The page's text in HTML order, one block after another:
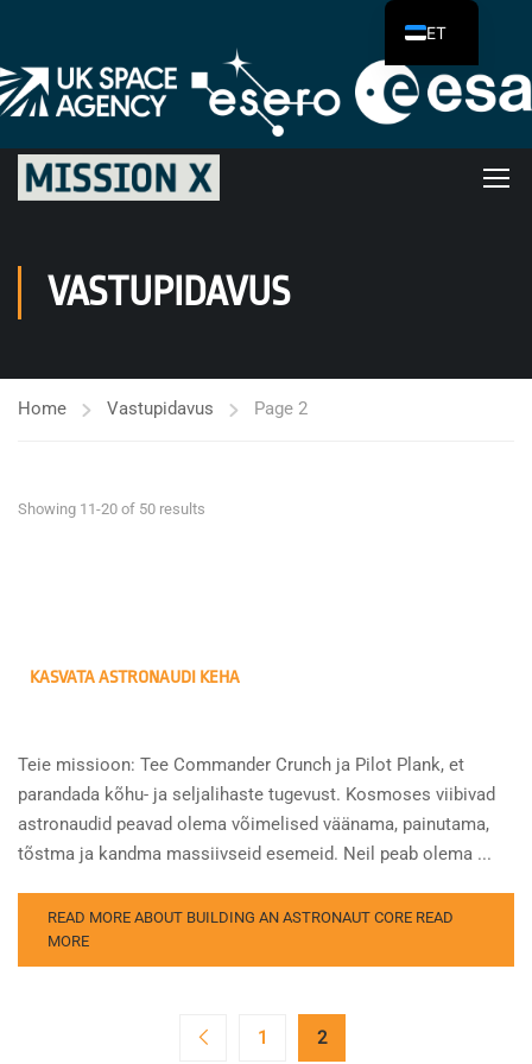
VASTUPIDAVUS
Home Vastupidavus Page 2
Showing 11-20 of 50 results
KASVATA ASTRONAUDI KEHA
Teie missioon: Tee Commander Crunch ja Pilot Plank, et
parandada kõhu- ja seljalihaste tugevust. Kosmoses viibivad
astronaudid peavad olema võimelised väänama, painutama,
tõstma ja kandma massiivseid esemeid. Neil peab olema ...
READ MORE ABOUT BUILDING AN ASTRONAUT CORE READ
MORE
1 2
ET